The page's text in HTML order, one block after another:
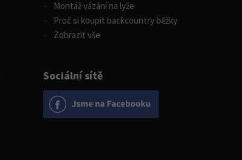
Sociální sítě
Montáž vázání na lyže
Proč si koupit backcountry běžky
Zobrazit vše